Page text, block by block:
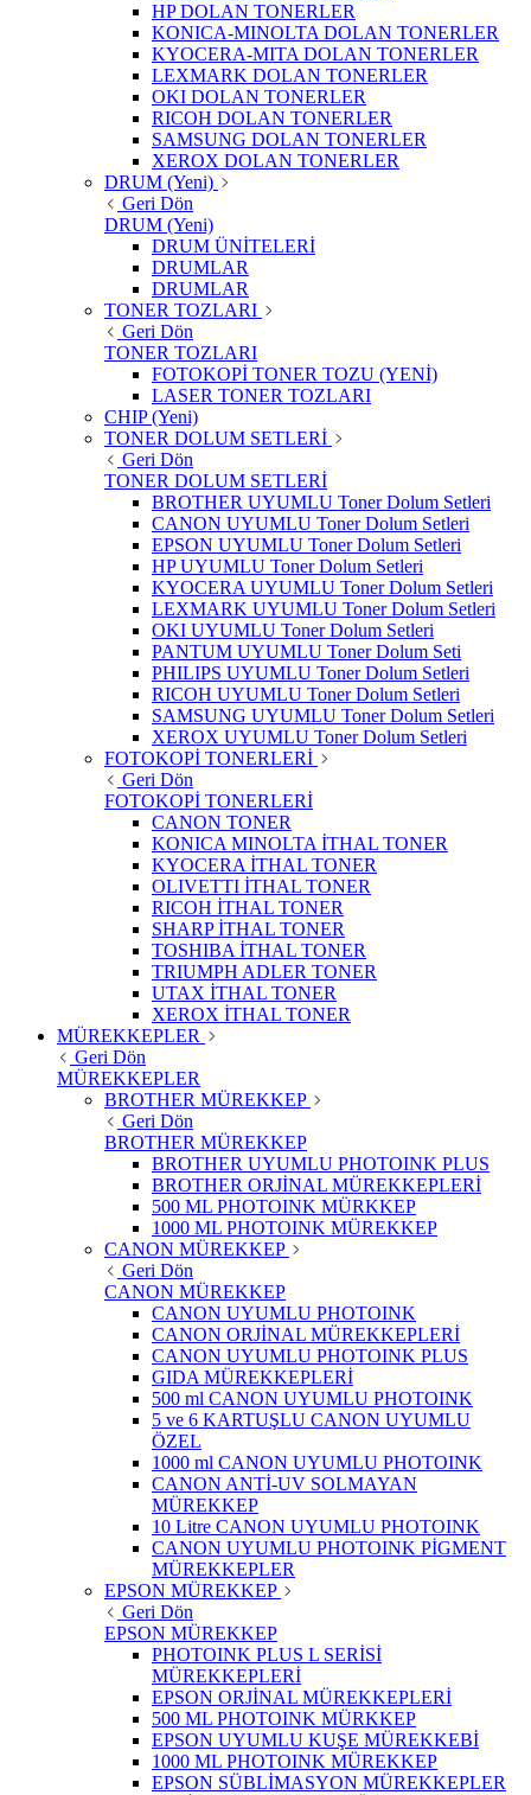
HP DOLAN TONERLER
KONICA-MINOLTA DOLAN TONERLER
KYOCERA-MITA DOLAN TONERLER
LEXMARK DOLAN TONERLER
OKI DOLAN TONERLER
RICOH DOLAN TONERLER
SAMSUNG DOLAN TONERLER
XEROX DOLAN TONERLER
DRUM (Yeni)
Geri Dön
DRUM (Yeni)
DRUM ÜNİTELERİ
DRUMLAR
DRUMLAR
TONER TOZLARI
Geri Dön
TONER TOZLARI
FOTOKOPİ TONER TOZU (YENİ)
LASER TONER TOZLARI
CHIP (Yeni)
TONER DOLUM SETLERİ
Geri Dön
TONER DOLUM SETLERİ
BROTHER UYUMLU Toner Dolum Setleri
CANON UYUMLU Toner Dolum Setleri
EPSON UYUMLU Toner Dolum Setleri
HP UYUMLU Toner Dolum Setleri
KYOCERA UYUMLU Toner Dolum Setleri
LEXMARK UYUMLU Toner Dolum Setleri
OKI UYUMLU Toner Dolum Setleri
PANTUM UYUMLU Toner Dolum Seti
PHILIPS UYUMLU Toner Dolum Setleri
RICOH UYUMLU Toner Dolum Setleri
SAMSUNG UYUMLU Toner Dolum Setleri
XEROX UYUMLU Toner Dolum Setleri
FOTOKOPİ TONERLERİ
Geri Dön
FOTOKOPİ TONERLERİ
CANON TONER
KONICA MINOLTA İTHAL TONER
KYOCERA İTHAL TONER
OLIVETTI İTHAL TONER
RICOH İTHAL TONER
SHARP İTHAL TONER
TOSHIBA İTHAL TONER
TRIUMPH ADLER TONER
UTAX İTHAL TONER
XEROX İTHAL TONER
MÜREKKEPLER
Geri Dön
MÜREKKEPLER
BROTHER MÜREKKEP
Geri Dön
BROTHER MÜREKKEP
BROTHER UYUMLU PHOTOINK PLUS
BROTHER ORJİNAL MÜREKKEPLERİ
500 ML PHOTOINK MÜRKKEP
1000 ML PHOTOINK MÜREKKEP
CANON MÜREKKEP
Geri Dön
CANON MÜREKKEP
CANON UYUMLU PHOTOINK
CANON ORJİNAL MÜREKKEPLERİ
CANON UYUMLU PHOTOINK PLUS
GIDA MÜREKKEPLERİ
500 ml CANON UYUMLU PHOTOINK
5 ve 6 KARTUŞLU CANON UYUMLU
ÖZEL
1000 ml CANON UYUMLU PHOTOINK
CANON ANTİ-UV SOLMAYAN
MÜREKKEP
10 Litre CANON UYUMLU PHOTOINK
CANON UYUMLU PHOTOINK PİGMENT
MÜREKKEPLER
EPSON MÜREKKEP
Geri Dön
EPSON MÜREKKEP
PHOTOINK PLUS L SERİSİ
MÜREKKEPLERİ
EPSON ORJİNAL MÜREKKEPLERİ
500 ML PHOTOINK MÜRKKEP
EPSON UYUMLU KUŞE MÜREKKEBİ
1000 ML PHOTOINK MÜREKKEP
EPSON SÜBLİMASYON MÜREKKEPLER